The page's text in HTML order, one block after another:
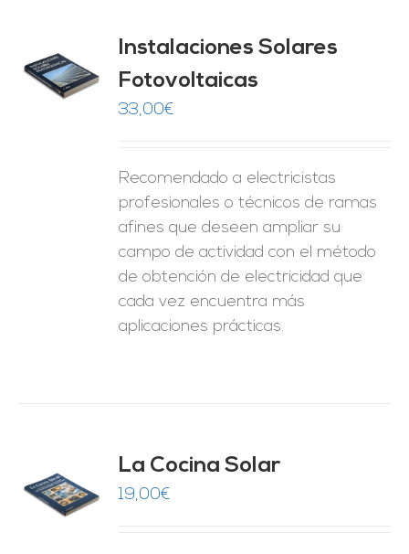
Instalaciones Solares
Fotovoltaicas
33,00€
Recomendado a electricistas
profesionales o técnicos de ramas
afines que deseen ampliar su
campo de actividad con el método
de obtención de electricidad que
cada vez encuentra más
aplicaciones prácticas.
La Cocina Solar
19,00€